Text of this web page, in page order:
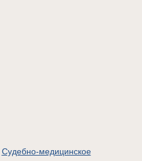
Судебно-медицинское